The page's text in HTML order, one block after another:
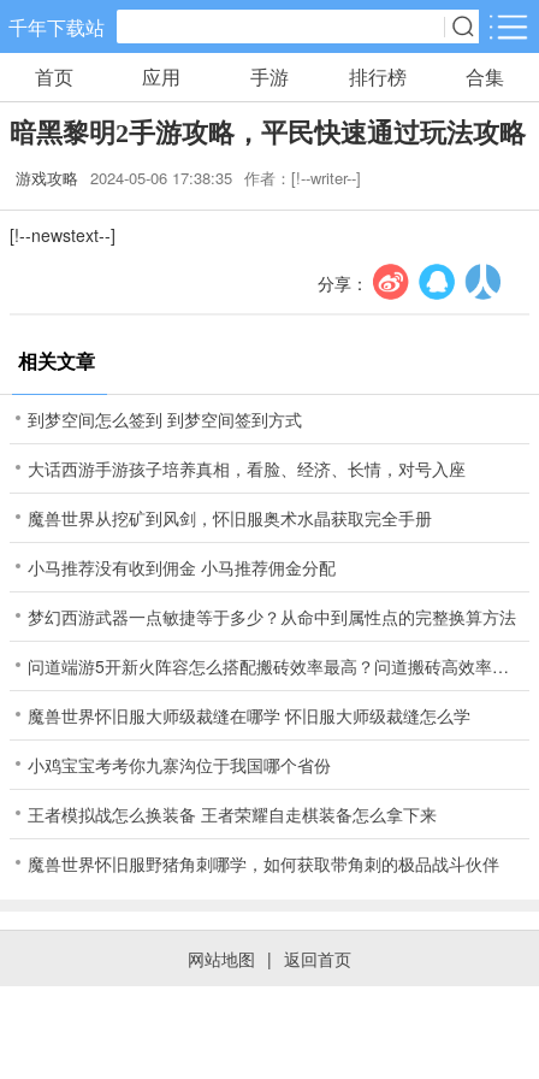
千年下载站
手游分类 应用分类
卡牌回合
10款手游
休闲益智
34款手游
角色扮演
棋牌游戏
4款手游
策略塔防
15款手游
模拟经营
5款手游
音乐舞蹈
0款手游
儿童教育
0款手游
首页 应用 手游 排行榜 合集
暗黑黎明2手游攻略，平民快速通过玩法攻略
游戏攻略 2024-05-06 17:38:35 作者：[!--writer--]
[!--newstext--]
分享：
相关文章
到梦空间怎么签到 到梦空间签到方式
大话西游手游孩子培养真相，看脸、经济、长情，对号入座
魔兽世界从挖矿到风剑，怀旧服奥术水晶获取完全手册
小马推荐没有收到佣金 小马推荐佣金分配
梦幻西游武器一点敏捷等于多少？从命中到属性点的完整换算方法
问道端游5开新火阵容怎么搭配搬砖效率最高？问道搬砖高效率阵容推荐
魔兽世界怀旧服大师级裁缝在哪学 怀旧服大师级裁缝怎么学
小鸡宝宝考考你九寨沟位于我国哪个省份
王者模拟战怎么换装备 王者荣耀自走棋装备怎么拿下来
魔兽世界怀旧服野猪角刺哪学，如何获取带角刺的极品战斗伙伴
网站地图 | 返回首页